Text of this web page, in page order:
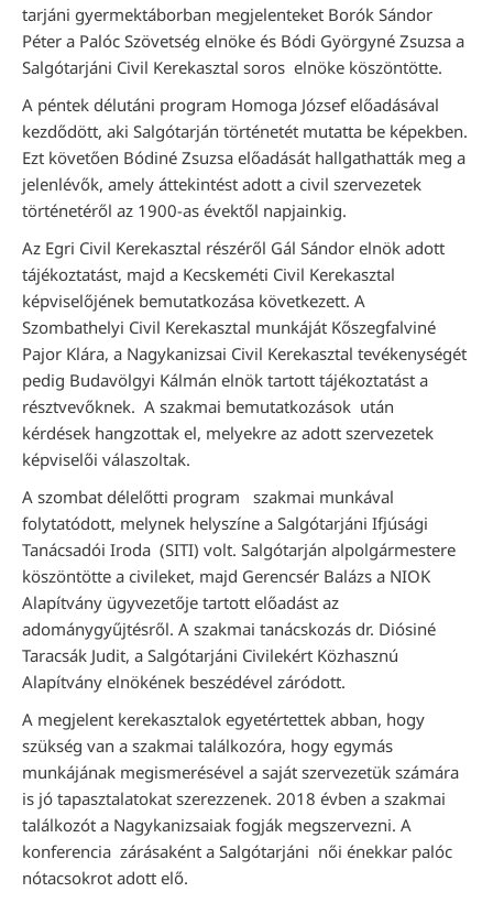
tarjáni gyermektáborban megjelenteket Borók Sándor
Péter a Palóc Szövetség elnöke és Bódi Györgyné Zsuzsa a
Salgótarjáni Civil Kerekasztal soros elnöke köszöntötte.
A péntek délutáni program Homoga József előadásával
kezdődött, aki Salgótarján történetét mutatta be képekben.
Ezt követően Bódiné Zsuzsa előadását hallgathatták meg a
jelenlévők, amely áttekintést adott a civil szervezetek
történetéről az 1900-as évektől napjainkig.
Az Egri Civil Kerekasztal részéről Gál Sándor elnök adott
tájékoztatást, majd a Kecskeméti Civil Kerekasztal
képviselőjének bemutatkozása következett. A
Szombathelyi Civil Kerekasztal munkáját Kőszegfalviné
Pajor Klára, a Nagykanizsai Civil Kerekasztal tevékenységét
pedig Budavölgyi Kálmán elnök tartott tájékoztatást a
résztvevőknek. A szakmai bemutatkozások után
kérdések hangzottak el, melyekre az adott szervezetek
képviselői válaszoltak.
A szombat délelőtti program szakmai munkával
folytatódott, melynek helyszíne a Salgótarjáni Ifjúsági
Tanácsadói Iroda (SITI) volt. Salgótarján alpolgármestere
köszöntötte a civileket, majd Gerencsér Balázs a NIOK
Alapítvány ügyvezetője tartott előadást az
adománygyűjtésről. A szakmai tanácskozás dr. Diósiné
Taracsák Judit, a Salgótarjáni Civilekért Közhasznú
Alapítvány elnökének beszédével záródott.
A megjelent kerekasztalok egyetértettek abban, hogy
szükség van a szakmai találkozóra, hogy egymás
munkájának megismerésével a saját szervezetük számára
is jó tapasztalatokat szerezzenek. 2018 évben a szakmai
találkozót a Nagykanizsaiak fogják megszervezni. A
konferencia zárásaként a Salgótarjáni női énekkar palóc
nótacsokrot adott elő.